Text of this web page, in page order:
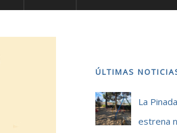
ÚLTIMAS
La
estrena